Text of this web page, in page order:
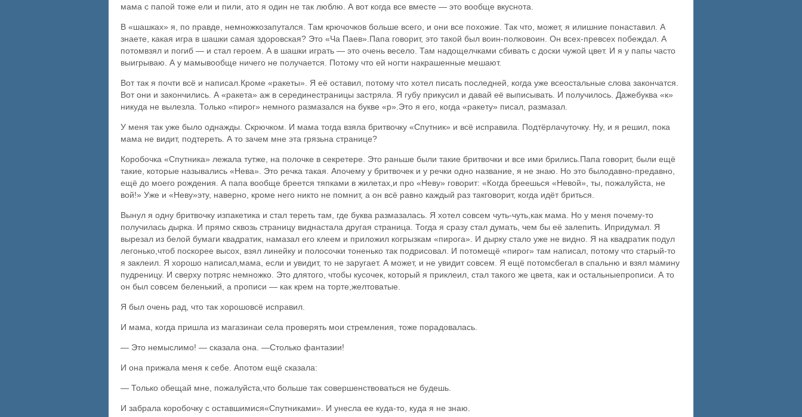
мама с папой тоже ели и пили, ато я один не так люблю. А вот когда все вместе — это вообще вкуснота.
В «шашках» я, по правде, немножкозапутался. Там крючочков больше всего, и они все похожие. Так что, может, я илишние понаставил. А
знаете, какая игра в шашки самая здоровская? Это «Ча Паев».Папа говорит, это такой был воин-полковоин. Он всех-превсех побеждал. А
потомвзял и погиб — и стал героем. А в шашки играть — это очень весело. Там надощелчками сбивать с доски чужой цвет. И я у папы часто
выигрываю. А у мамывообще ничего не получается. Потому что ей ногти накрашенные мешают.
Вот так я почти всё и написал.Кроме «ракеты». Я её оставил, потому что хотел писать последней, когда уже всеостальные слова закончатся.
Вот они и закончились. А «ракета» аж в серединестраницы застряла. Я губу прикусил и давай её выписывать. И получилось. Дажебуква «к»
никуда не вылезла. Только «пирог» немного размазался на букве «р».Это я его, когда «ракету» писал, размазал.
У меня так уже было однажды. Скрючком. И мама тогда взяла бритвочку «Спутник» и всё исправила. Подтёрлачуточку. Ну, и я решил, пока
мама не видит, подтереть. А то зачем мне эта грязьна странице?
Коробочка «Спутника» лежала тутже, на полочке в секретере. Это раньше были такие бритвочки и все ими брились.Папа говорит, были ещё
такие, которые назывались «Нева». Это речка такая. Апочему у бритвочек и у речки одно название, я не знаю. Но это былодавно-предавно,
ещё до моего рождения. А папа вообще бреется тяпками в жилетах,и про «Неву» говорит: «Когда бреешься «Невой», ты, пожалуйста, не
вой!» Уже и «Неву»эту, наверно, кроме него никто не помнит, а он всё равно каждый раз такговорит, когда идёт бриться.
Вынул я одну бритвочку изпакетика и стал тереть там, где буква размазалась. Я хотел совсем чуть-чуть,как мама. Но у меня почему-то
получилась дырка. И прямо сквозь страницу виднастала другая страница. Тогда я сразу стал думать, чем бы её залепить. Ипридумал. Я
вырезал из белой бумаги квадратик, намазал его клеем и приложил когрызкам «пирога». И дырку стало уже не видно. Я на квадратик подул
легонько,чтоб поскорее высох, взял линейку и полосочки тоненько так подрисовал. И потомещё «пирог» там написал, потому что старый-то
я заклеил. Я хорошо написал,мама, если и увидит, то не заругает. А может, и не увидит совсем. Я ещё потомсбегал в спальню и взял мамину
пудреницу. И сверху потряс немножко. Это длятого, чтобы кусочек, который я приклеил, стал такого же цвета, как и остальныепрописи. А то
он был совсем беленький, а прописи — как крем на торте,желтоватые.
Я был очень рад, что так хорошовсё исправил.
И мама, когда пришла из магазинаи села проверять мои стремления, тоже порадовалась.
— Это немыслимо! — сказала она. —Столько фантазии!
И она прижала меня к себе. Апотом ещё сказала:
— Только обещай мне, пожалуйста,что больше так совершенствоваться не будешь.
И забрала коробочку с оставшимися«Спутниками». И унесла ее куда-то, куда я не знаю.